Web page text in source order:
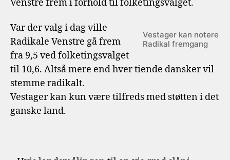
Venstre frem i forhold til folketingsvalget.
Vestager kan notere
Radikal fremgang
Var der valg i dag ville
Radikale Venstre gå frem
fra 9,5 ved folketingsvalget
til 10,6. Altså mere end hver tiende dansker vil
stemme radikalt.
Vestager kan kun være tilfreds med støtten i det
ganske land.